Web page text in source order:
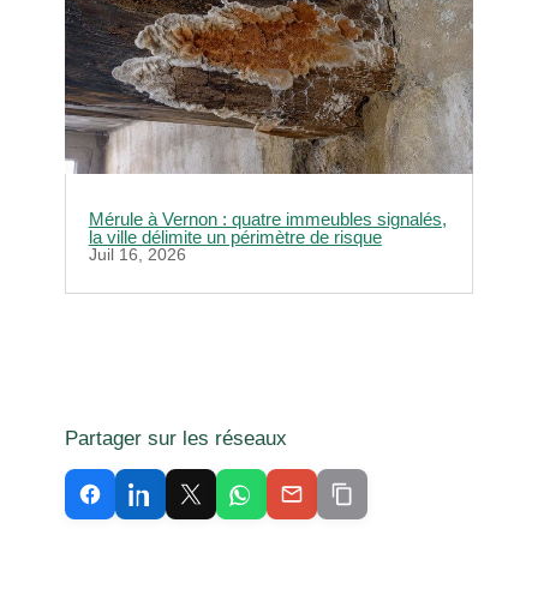
Mérule à Vernon : quatre immeubles signalés,
la ville délimite un périmètre de risque
Juil 16, 2026
Partager sur les réseaux